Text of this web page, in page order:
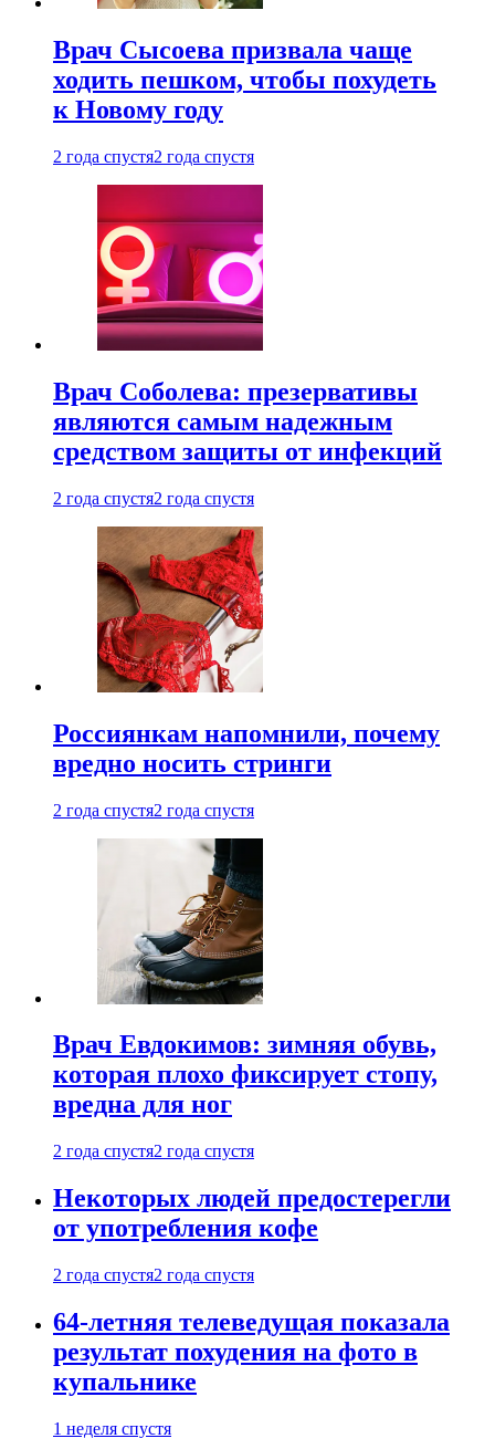
Врач Сысоева призвала чаще
ходить пешком, чтобы похудеть
к Новому году
2 года спустя2 года спустя
Врач Соболева: презервативы
являются самым надежным
средством защиты от инфекций
2 года спустя2 года спустя
Россиянкам напомнили, почему
вредно носить стринги
2 года спустя2 года спустя
Врач Евдокимов: зимняя обувь,
которая плохо фиксирует стопу,
вредна для ног
2 года спустя2 года спустя
Некоторых людей предостерегли
от употребления кофе
2 года спустя2 года спустя
64-летняя телеведущая показала
результат похудения на фото в
купальнике
1 неделя спустя